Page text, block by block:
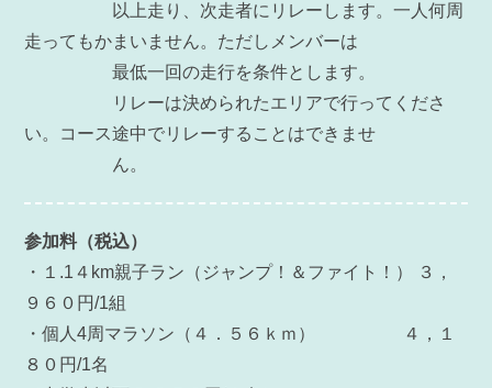
以上走り、次走者にリレーします。一人何周
走ってもかまいません。ただしメンバーは
最低一回の走行を条件とします。
リレーは決められたエリアで行ってくださ
い。コース途中でリレーすることはできませ
ん。
参加料（税込）
・１.1４km親子ラン（ジャンプ！＆ファイト！） ３，
９６０円/1組
・個人4周マラソン（４．５６ｋｍ） ４，１
８０円/1名